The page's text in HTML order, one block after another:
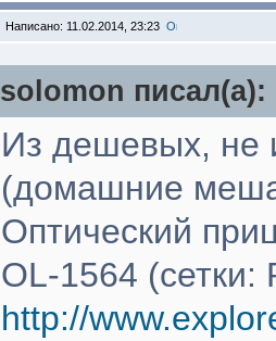
Написано: 11.02.2014, 23:23
solomon писал(a):
Из дешевых, не
(домашние
Оптический
OL-1564 (сетки:
http://